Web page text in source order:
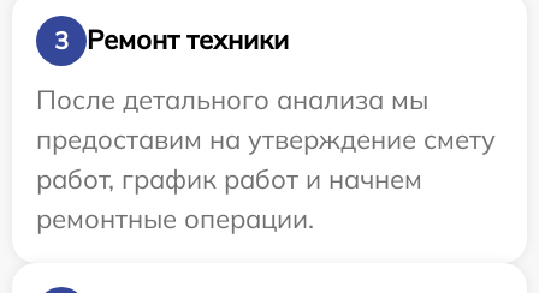
3
Ремонт техники
После детального анализа мы
предоставим на утверждение смету
работ, график работ и начнем
ремонтные операции.